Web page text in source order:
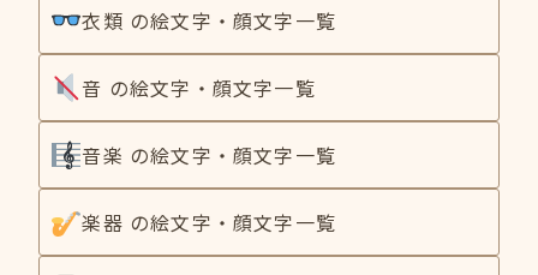
衣類 の絵文字・顔文字一覧
音 の絵文字・顔文字一覧
音楽 の絵文字・顔文字一覧
楽器 の絵文字・顔文字一覧